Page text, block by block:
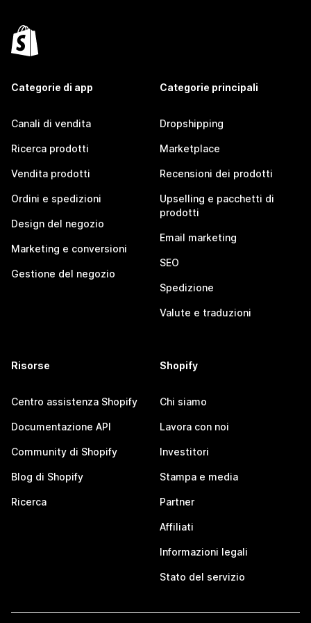
Categorie di app
Canali di vendita
Ricerca prodotti
Vendita prodotti
Ordini e spedizioni
Design del negozio
Marketing e conversioni
Gestione del negozio
Categorie principali
Dropshipping
Marketplace
Recensioni dei prodotti
Upselling e pacchetti di
prodotti
Email marketing
SEO
Spedizione
Valute e traduzioni
Risorse
Centro assistenza Shopify
Documentazione API
Community di Shopify
Blog di Shopify
Ricerca
Shopify
Chi siamo
Lavora con noi
Investitori
Stampa e media
Partner
Affiliati
Informazioni legali
Stato del servizio